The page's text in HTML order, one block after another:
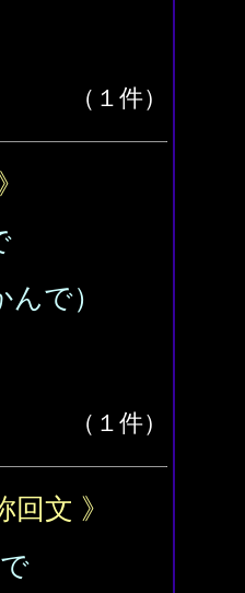
（１件）
んで）
（１件）
回文 》